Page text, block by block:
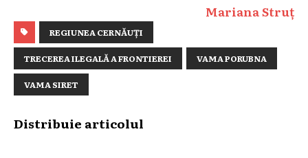
Mariana Struț
REGIUNEA CERNĂUȚI
TRECEREA ILEGALĂ A FRONTIEREI VAMA PORUBNA
VAMA SIRET
Distribuie articolul